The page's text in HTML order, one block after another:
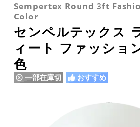
Sempertex Round 3ft
Color
センペルテックス
ィート ファッショ
色
一部在庫切 おすすめ